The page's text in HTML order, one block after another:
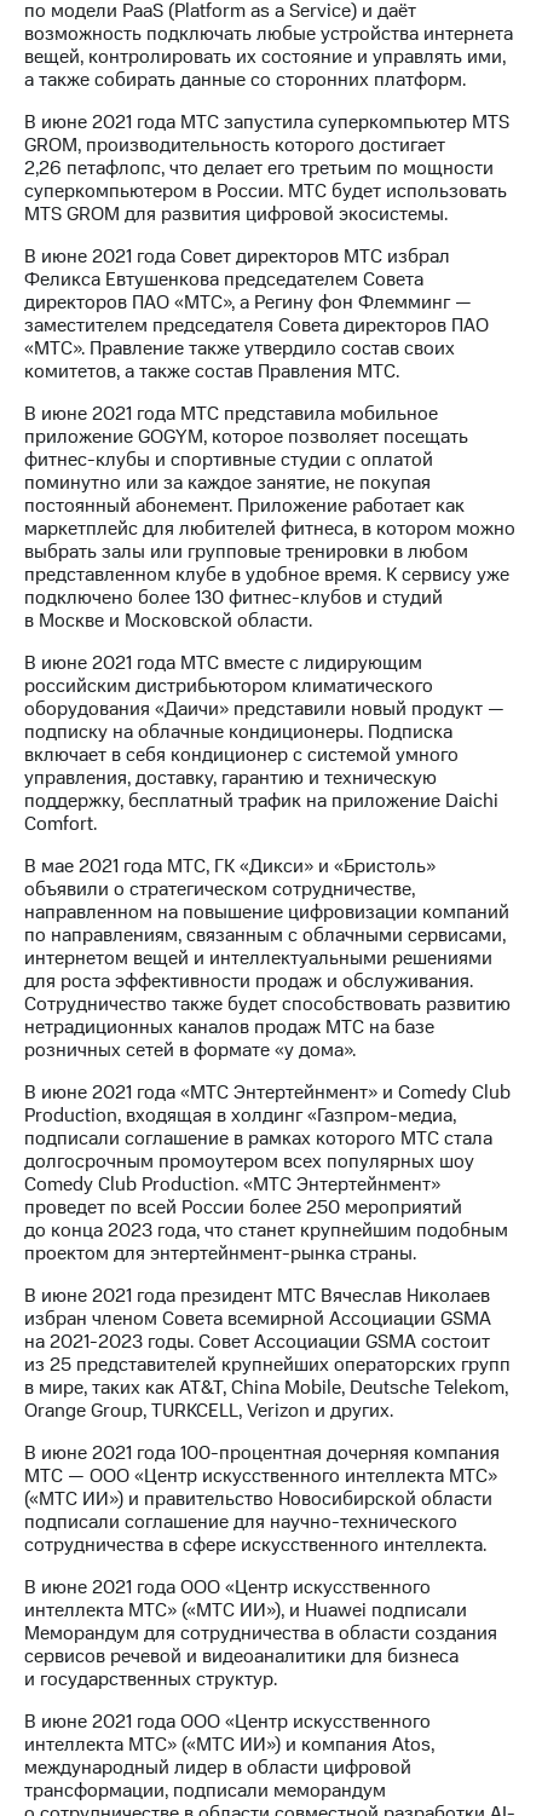
по модели PaaS (Platform as a Service) и даёт
возможность подключать любые устройства интернета
вещей, контролировать их состояние и управлять ими,
а также собирать данные со сторонних платформ.
В июне 2021 года МТС запустила суперкомпьютер MTS
GROM, производительность которого достигает
2,26 петафлопс, что делает его третьим по мощности
суперкомпьютером в России. МТС будет использовать
MTS GROM для развития цифровой экосистемы.
В июне 2021 года Совет директоров МТС избрал
Феликса Евтушенкова председателем Совета
директоров ПАО «МТС», а Регину фон Флемминг —
заместителем председателя Совета директоров ПАО
«МТС». Правление также утвердило состав своих
комитетов, а также состав Правления МТС.
В июне 2021 года МТС представила мобильное
приложение GOGYM, которое позволяет посещать
фитнес-клубы и спортивные студии с оплатой
поминутно или за каждое занятие, не покупая
постоянный абонемент. Приложение работает как
маркетплейс для любителей фитнеса, в котором можно
выбрать залы или групповые тренировки в любом
представленном клубе в удобное время. К сервису уже
подключено более 130 фитнес-клубов и студий
в Москве и Московской области.
В июне 2021 года МТС вместе с лидирующим
российским дистрибьютором климатического
оборудования «Даичи» представили новый продукт —
подписку на облачные кондиционеры. Подписка
включает в себя кондиционер с системой умного
управления, доставку, гарантию и техническую
поддержку, бесплатный трафик на приложение Daichi
Comfort.
В мае 2021 года МТС, ГК «Дикси» и «Бристоль»
объявили о стратегическом сотрудничестве,
направленном на повышение цифровизации компаний
по направлениям, связанным с облачными сервисами,
интернетом вещей и интеллектуальными решениями
для роста эффективности продаж и обслуживания.
Сотрудничество также будет способствовать развитию
нетрадиционных каналов продаж МТС на базе
розничных сетей в формате «у дома».
В июне 2021 года «МТС Энтертейнмент» и Comedy Club
Production, входящая в холдинг «Газпром-медиа,
подписали соглашение в рамках которого МТС стала
долгосрочным промоутером всех популярных шоу
Comedy Club Production. «МТС Энтертейнмент»
проведет по всей России более 250 мероприятий
до конца 2023 года, что станет крупнейшим подобным
проектом для энтертейнмент-рынка страны.
В июне 2021 года президент МТС Вячеслав Николаев
избран членом Совета всемирной Ассоциации GSMA
на 2021-2023 годы. Совет Ассоциации GSMA состоит
из 25 представителей крупнейших операторских групп
в мире, таких как AT&T, China Mobile, Deutsche Telekom,
Orange Group, TURKCELL, Verizon и других.
В июне 2021 года 100-процентная дочерняя компания
МТС — ООО «Центр искусственного интеллекта МТС»
(«МТС ИИ») и правительство Новосибирской области
подписали соглашение для научно-технического
сотрудничества в сфере искусственного интеллекта.
В июне 2021 года ООО «Центр искусственного
интеллекта МТС» («МТС ИИ»), и Huawei подписали
Меморандум для сотрудничества в области создания
сервисов речевой и видеоаналитики для бизнеса
и государственных структур.
В июне 2021 года ООО «Центр искусственного
интеллекта МТС» («МТС ИИ») и компания Atos,
международный лидер в области цифровой
трансформации, подписали меморандум